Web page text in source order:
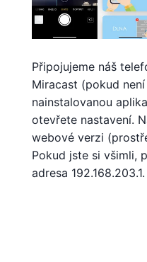
Připojujeme náš
Miracast (pokud
nainstalovanou
otevřete nastavení.
webové verzi
Pokud jste si všimli,
adresa 192.168.203.1.